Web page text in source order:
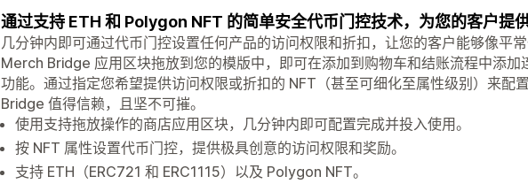
通过支持 ETH 和 Polygon NFT 的简单安全代币门控技术，为您的客户提供
几分钟内即可通过代币门控设置任何产品的访问权限和折扣，让您的客户能够像平
Merch Bridge 应用区块拖放到您的模版中，即可在添加到购物车和结账流程中添加
功能。通过指定您希望提供访问权限或折扣的 NFT（甚至可细化至属性级别）来配
Bridge 值得信赖，且坚不可摧。
使用支持拖放操作的商店应用区块，几分钟内即可配置完成并投入使用。
按 NFT 属性设置代币门控，提供极具创意的访问权限和奖励。
支持 ETH（ERC721 和 ERC1115）以及 Polygon NFT。